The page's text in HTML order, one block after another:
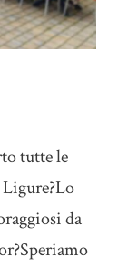
tutte le
Ligure?Lo
da